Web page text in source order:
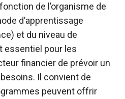
de l’organisme de
d’apprentissage
et du niveau de
essentiel pour les
financier de prévoir un
Il convient de
peuvent offrir